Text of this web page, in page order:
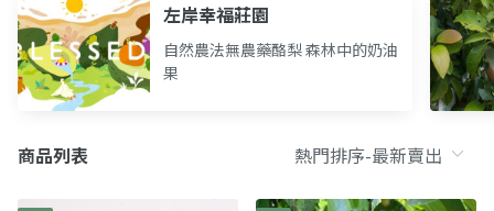
左岸幸福莊園
自然農法無農藥酪梨 森林中的奶油
果
商品列表